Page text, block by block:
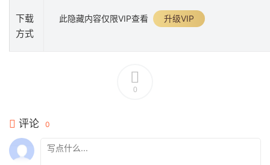
下载
方式
此隐藏内容仅限VIP查看 升级VIP
0
评论 0